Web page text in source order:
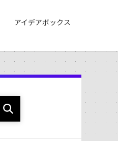
アイデアボックス